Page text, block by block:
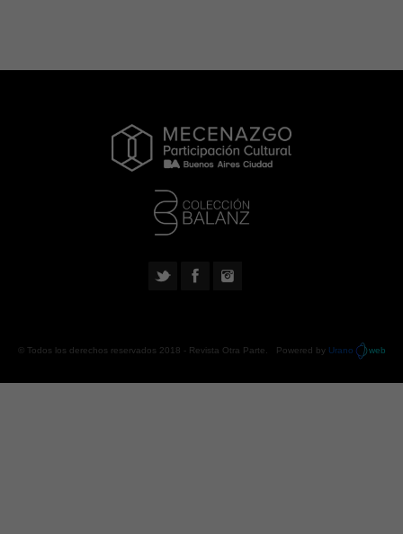
© Todos los derechos reservados 2018 - Revista Otra Parte . Powered by Urano web